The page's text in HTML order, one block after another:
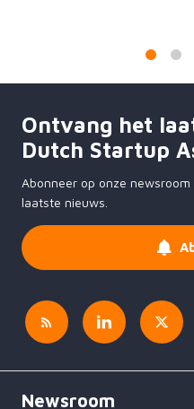
Ontvang het
Dutch Startup
Abonneer op onze
laatste nieuws.
Newsroom